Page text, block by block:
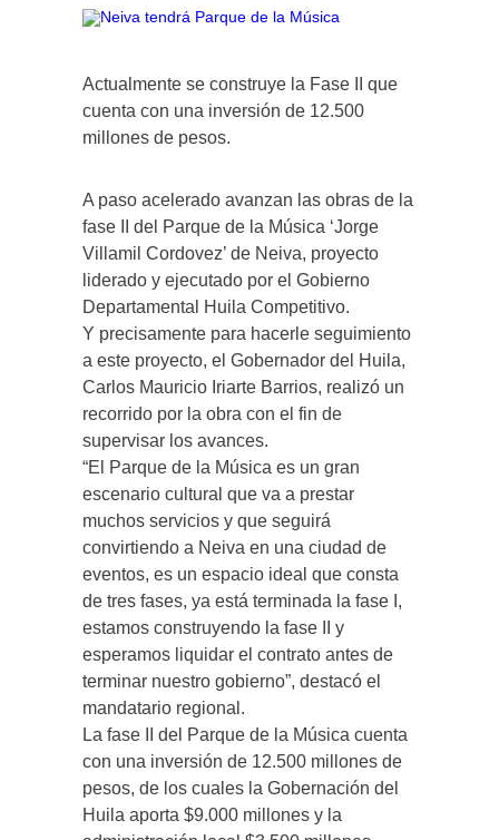
Actualmente se construye la Fase II que
cuenta con una inversión de 12.500
millones de pesos.
A paso acelerado avanzan las obras de la
fase II del Parque de la Música ‘Jorge
Villamil Cordovez’ de Neiva, proyecto
liderado y ejecutado por el Gobierno
Departamental Huila Competitivo.
Y precisamente para hacerle seguimiento
a este proyecto, el Gobernador del Huila,
Carlos Mauricio Iriarte Barrios, realizó un
recorrido por la obra con el fin de
supervisar los avances.
“El Parque de la Música es un gran
escenario cultural que va a prestar
muchos servicios y que seguirá
convirtiendo a Neiva en una ciudad de
eventos, es un espacio ideal que consta
de tres fases, ya está terminada la fase I,
estamos construyendo la fase II y
esperamos liquidar el contrato antes de
terminar nuestro gobierno”, destacó el
mandatario regional.
La fase II del Parque de la Música cuenta
con una inversión de 12.500 millones de
pesos, de los cuales la Gobernación del
Huila aporta $9.000 millones y la